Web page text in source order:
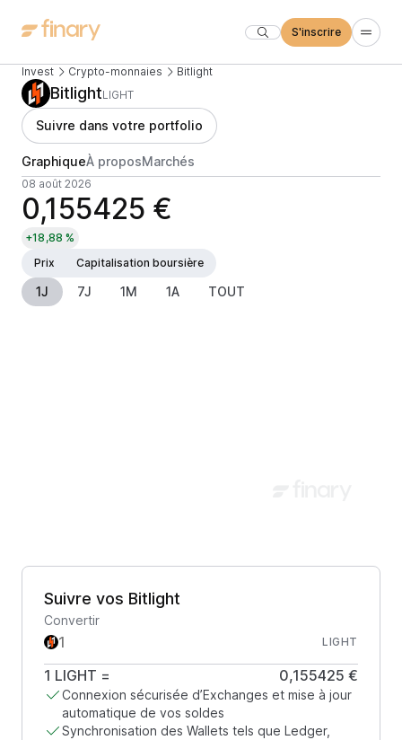
S'inscrire
Invest Crypto-monnaies Bitlight
BitlightLIGHT
Suivre dans votre portfolio
GraphiqueÀ proposMarchés
08 août 2026
0,155425 €
+18,88 %
Prix
Capitalisation boursière
1J 7J 1M 1A TOUT
Suivre vos Bitlight
Convertir
LIGHT
1 LIGHT = 0,155425 €
Connexion sécurisée d’Exchanges et mise à jour
automatique de vos soldes
Synchronisation des Wallets tels que Ledger,